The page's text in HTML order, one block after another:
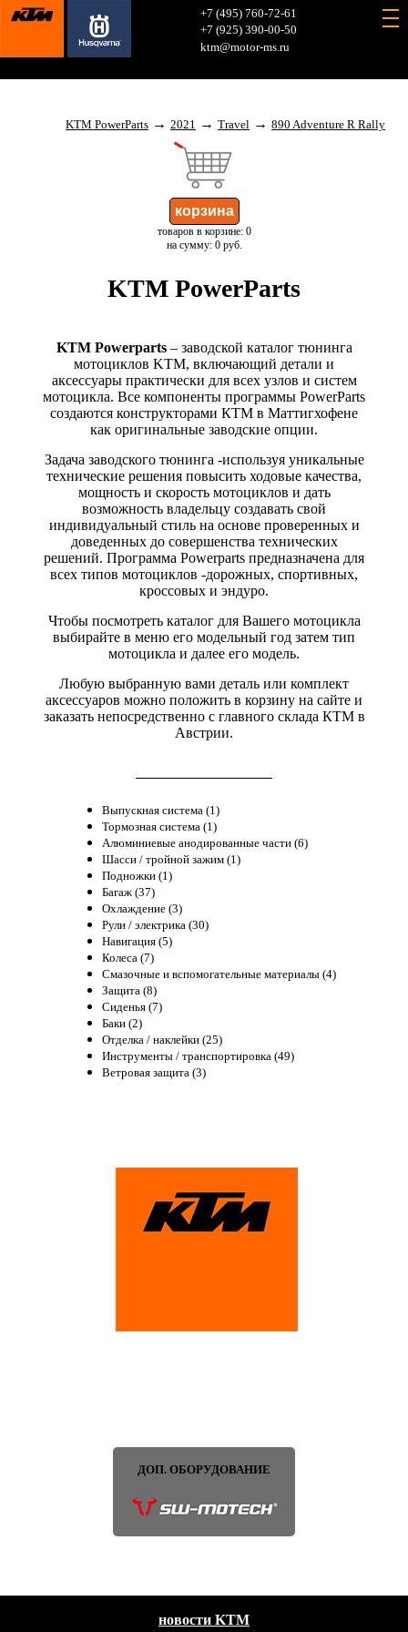
+7 (495) 760-72-61
+7 (925) 390-00-50
ktm@motor-ms.ru
KTM PowerParts → 2021 → Travel → 890 Adventure R Rally
товаров в корзине: 0
на сумму: 0 руб.
KTM PowerParts
KTM Powerparts– заводской каталог тюнинга
мотоциклов KTM, включающий детали и
аксессуары практически для всех узлов и систем
мотоцикла. Все компоненты программы PowerParts
создаются конструкторами КТМ в Маттигхофене
как оригинальные заводские опции.
Задача заводского тюнинга -используя уникальные
технические решения повысить ходовые качества,
мощность и скорость мотоциклов и дать
возможность владельцу создавать свой
индивидуальный стиль на основе проверенных и
доведенных до совершенства технических
решений. Программа Powerparts предназначена для
всех типов мотоциклов -дорожных, спортивных,
кроссовых и эндуро.
Чтобы посмотреть каталог для Вашего мотоцикла
выбирайте в меню его модельный год затем тип
мотоцикла и далее его модель.
Любую выбранную вами деталь или комплект
аксессуаров можно положить в корзину на сайте и
заказать непосредственно с главного склада КТМ в
Австрии.
Выпускная система (1)
Тормозная система (1)
Алюминиевые анодированные части (6)
Шасси / тройной зажим (1)
Подножки (1)
Багаж (37)
Охлаждение (3)
Рули / электрика (30)
Навигация (5)
Колеса (7)
Смазочные и вспомогательные материалы (4)
Защита (8)
Сиденья (7)
Баки (2)
Отделка / наклейки (25)
Инструменты / транспортировка (49)
Ветровая защита (3)
ДОП. ОБОРУДОВАНИЕ
новости KTM